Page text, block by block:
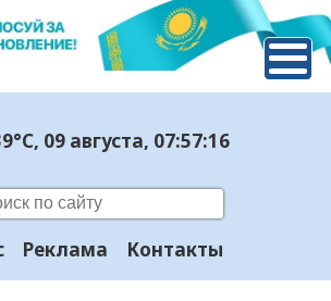
, 09 августа, 07:57:17
Реклама Контакты